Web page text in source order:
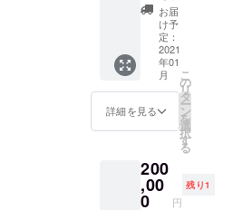
望をご
記載く
ださ
い。 ※
備考欄
にご記
載がな
い場合
は、こ
ちらで
を決め
させて
いただ
ble
73×62c
m
キャン
バスに
アクリ
ル、イ
ンク 美
術館は
ソウル
ありま
す。こ
ちらは
お届
け予
定：
2021
年01
月
詳細を見る
こ
の
リ
タ
ー
ン
を
選
択
す
る
200
,00
0 円
残り1